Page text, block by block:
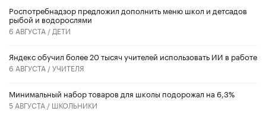
Роспотребнадзор предложил дополнить меню школ и детсадов
рыбой и водорослями
6 АВГУСТА / ДЕТИ
​Яндекс обучил более 20 тысяч учителей использовать ИИ в работе
6 АВГУСТА /УЧИТЕЛЯ
Минимальный набор товаров для школы подорожал на 6,3%
5 АВГУСТА / ШКОЛЬНИКИ